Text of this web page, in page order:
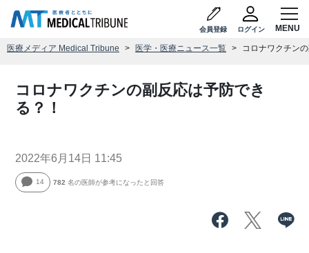
会員登録 ログイン
医療メディア Medical Tribune 医学・医療ニュース一覧 コロナワクチン
コロナワクチンの副反応は予防でき
る？！
2022年6月14日 11:45
14 782 名の医師が参考になったと回答